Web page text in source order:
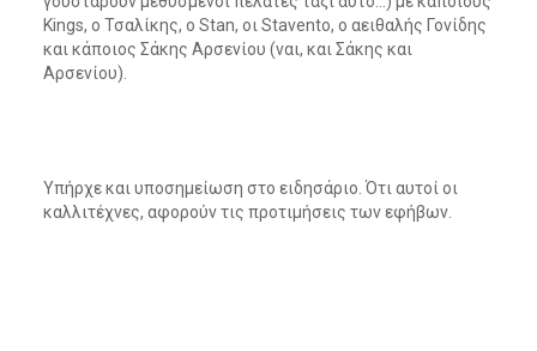
Kings, ο Τσαλίκης, ο Stan, οι Stavento, o αειθαλής Γονίδης
και κάποιος Σάκης Αρσενίου (ναι, και Σάκης και
Αρσενίου).
Υπήρχε και υποσημείωση στο ειδησάριο. Ότι αυτοί οι
καλλιτέχνες, αφορούν τις προτιμήσεις των εφήβων.